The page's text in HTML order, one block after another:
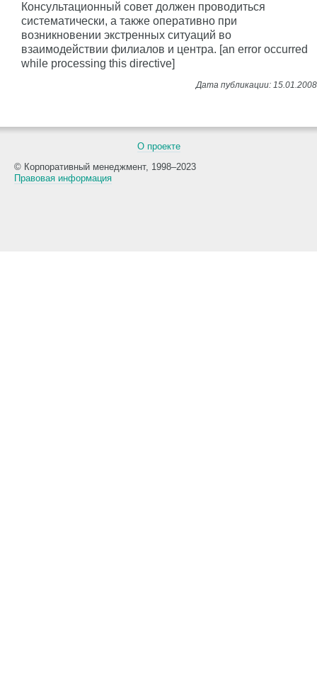
Консультационный совет должен проводиться
систематически, а также оперативно при
возникновении экстренных ситуаций во
взаимодействии филиалов и центра. [an error occurred
while processing this directive]
О проекте
© Корпоративный менеджмент, 1998–2023
Правовая информация